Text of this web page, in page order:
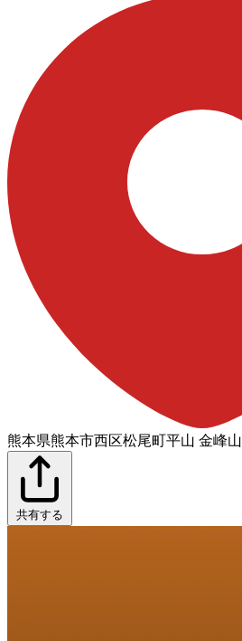
熊本県熊本市西区松尾町平山 金峰山
共有する